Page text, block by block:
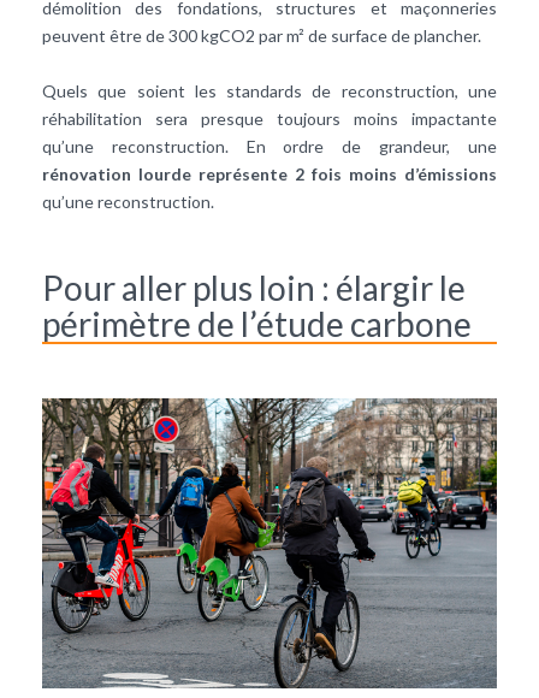
démolition des fondations, structures et maçonneries
peuvent être de 300 kgCO2 par m² de surface de plancher.
Quels que soient les standards de reconstruction, une
réhabilitation sera presque toujours moins impactante
qu’une reconstruction. En ordre de grandeur, une
rénovation lourde représente 2 fois moins d’émissions
qu’une reconstruction.
Pour aller plus loin : élargir le
périmètre de l’étude carbone